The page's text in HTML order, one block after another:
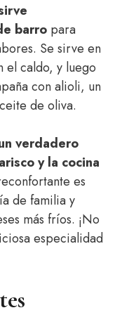
barro para
Se sirve en
caldo, y luego
con alioli, un
de oliva.
verdadero
y la cocina
es
de familia y
más fríos. ¡No
especialidad